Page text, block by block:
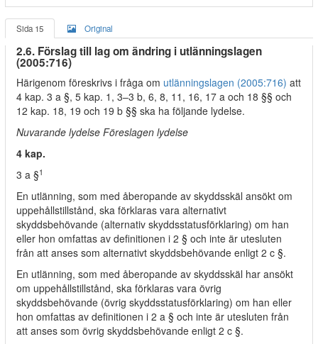
Sida 15 Original
2.6. Förslag till lag om ändring i utlänningslagen
(2005:716)
Härigenom föreskrivs i fråga om utlänningslagen (2005:716) att
4 kap. 3 a §, 5 kap. 1, 3–3 b, 6, 8, 11, 16, 17 a och 18 §§ och
12 kap. 18, 19 och 19 b §§ ska ha följande lydelse.
Nuvarande lydelse Föreslagen lydelse
4 kap.
3 a §1
En utlänning, som med åberopande av skyddsskäl ansökt om
uppehållstillstånd, ska förklaras vara alternativt
skyddsbehövande (alternativ skyddsstatusförklaring) om han
eller hon omfattas av definitionen i 2 § och inte är utesluten
från att anses som alternativt skyddsbehövande enligt 2 c §.
En utlänning, som med åberopande av skyddsskäl har ansökt
om uppehållstillstånd, ska förklaras vara övrig
skyddsbehövande (övrig skyddsstatusförklaring) om han eller
hon omfattas av definitionen i 2 a § och inte är utesluten från
att anses som övrig skyddsbehövande enligt 2 c §.